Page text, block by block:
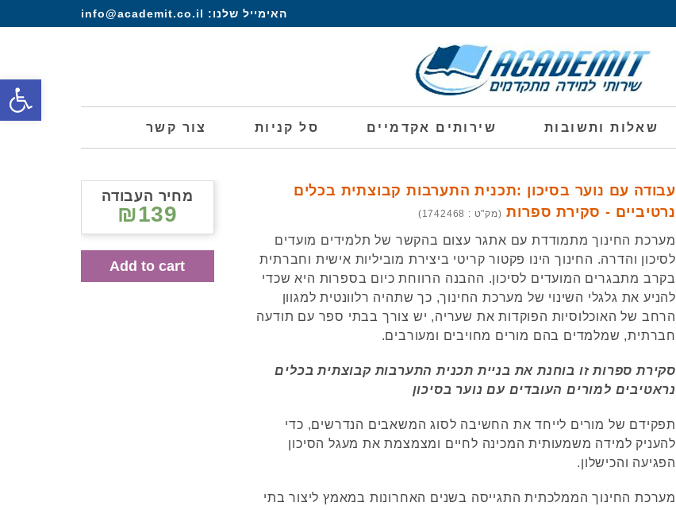
האימייל שלנו: info@academit.co.il
שאלות ותשובות שירותים אקדמיים סל קניות צור קשר
עבודה עם נוער בסיכון :תכנית התערבות קבוצתית בכלים
נרטיביים - סקירת ספרות (מק"ט : 1742468)
מערכת החינוך מתמודדת עם אתגר עצום בהקשר של תלמידים מועדים
לסיכון והדרה. החינוך הינו פקטור קריטי ביצירת מוביליות אישית וחברתית
בקרב מתבגרים המועדים לסיכון. ההבנה הרווחת כיום בספרות היא שכדי
להניע את גלגלי השינוי של מערכת החינוך, כך שתהיה רלוונטית למגוון
הרחב של האוכלוסיות הפוקדות את שעריה, יש צורך בבתי ספר עם תודעה
חברתית, שמלמדים בהם מורים מחויבים ומעורבים.
סקירת ספרות זו בוחנת את בניית תכנית התערבות קבוצתית בכלים
נראטיבים למורים העובדים עם נוער בסיכון
תפקידם של מורים לייחד את החשיבה לסוג המשאבים הנדרשים, כדי
להעניק למידה משמעותית המכינה לחיים ומצמצמת את מעגל הסיכון
הפגיעה והכישלון.
מערכת החינוך הממלכתית התגייסה בשנים האחרונות במאמץ ליצור בתי
מחיר העבודה
₪139
Add to cart
פתח